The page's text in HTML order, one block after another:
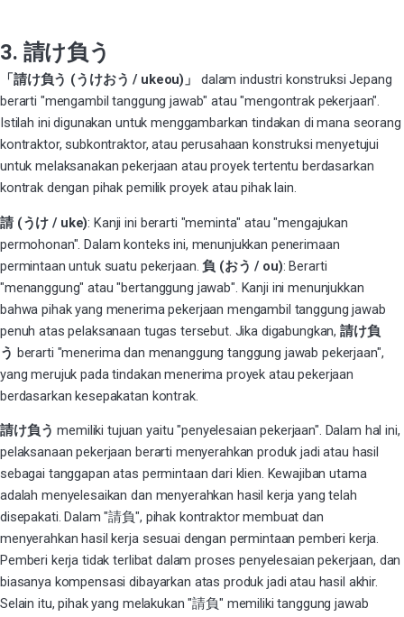
3. 請け負う
「請け負う (うけおう / ukeou)」
dalam industri konstruksi Jepang
berarti "mengambil tanggung jawab" atau "mengontrak pekerjaan".
Istilah ini digunakan untuk menggambarkan tindakan di mana seorang
kontraktor, subkontraktor, atau perusahaan konstruksi menyetujui
untuk melaksanakan pekerjaan atau proyek tertentu berdasarkan
kontrak dengan pihak pemilik proyek atau pihak lain.
請 (うけ / uke): Kanji ini berarti "meminta" atau "mengajukan
permohonan". Dalam konteks ini, menunjukkan penerimaan
permintaan untuk suatu pekerjaan.負 (おう / ou): Berarti
"menanggung" atau "bertanggung jawab". Kanji ini menunjukkan
bahwa pihak yang menerima pekerjaan mengambil tanggung jawab
penuh atas pelaksanaan tugas tersebut. Jika digabungkan, 請け負
う berarti "menerima dan menanggung tanggung jawab pekerjaan",
yang merujuk pada tindakan menerima proyek atau pekerjaan
berdasarkan kesepakatan kontrak.
請け負う memiliki tujuan yaitu"penyelesaian pekerjaan". Dalam hal ini,
pelaksanaan pekerjaan berarti menyerahkan produk jadi atau hasil
sebagai tanggapan atas permintaan dari klien. Kewajiban utama
adalah menyelesaikan dan menyerahkan hasil kerja yang telah
disepakati. Dalam "請負", pihak kontraktor membuat dan
menyerahkan hasil kerja sesuai dengan permintaan pemberi kerja.
Pemberi kerja tidak terlibat dalam proses penyelesaian pekerjaan, dan
biasanya kompensasi dibayarkan atas produk jadi atau hasil akhir.
Selain itu, pihak yang melakukan "請負" memiliki tanggung jawab